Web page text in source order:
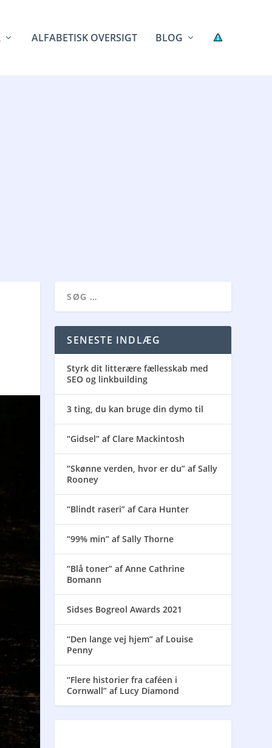
ALFABETISK OVERSIGT BLOG
SENESTE INDLÆG
Styrk dit litterære fællesskab med
SEO og linkbuilding
3 ting, du kan bruge din dymo til
“Gidsel” af Clare Mackintosh
“Skønne verden, hvor er du” af Sally
Rooney
“Blindt raseri” af Cara Hunter
“99% min” af Sally Thorne
“Blå toner” af Anne Cathrine
Bomann
Sidses Bogreol Awards 2021
“Den lange vej hjem” af Louise
Penny
“Flere historier fra caféen i
Cornwall” af Lucy Diamond